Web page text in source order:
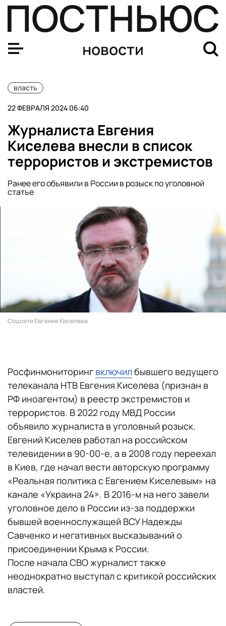
новости
власть
22 ФЕВРАЛЯ 2024 06:40
Журналиста Евгения
Киселева внесли в список
террористов и экстремистов
Ранее его объявили в России в розыск по уголовной
статье
Соцсети Евгения Киселева
Росфинмониторинг включилбывшего ведущего
телеканала НТВ Евгения Киселева (признан в
РФ иноагентом) в реестр экстремистов и
террористов. В 2022 году МВД России
объявило журналиста в уголовный розыск.
Евгений Киселев работал на российском
телевидении в 90-00-е, а в 2008 году переехал
в Киев, где начал вести авторскую программу
«Реальная политика с Евгением Киселевым» на
канале «Украина 24». В 2016-м на него завели
уголовное дело в России из-за поддержки
бывшей военнослужащей ВСУ Надежды
Савченко и негативных высказываний о
присоединении Крыма к России.
После начала СВО журналист также
неоднократно выступал с критикой российских
властей.
Минюст РФ включил «Радио Свобода» в список